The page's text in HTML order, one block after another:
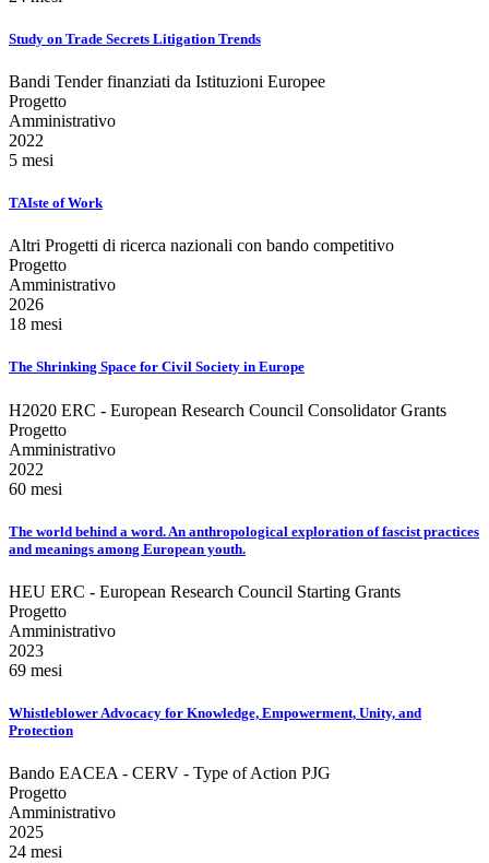
Study on Trade Secrets Litigation Trends
Bandi Tender finanziati da Istituzioni Europee
Progetto
Amministrativo
2022
5 mesi
TAIste of Work
Altri Progetti di ricerca nazionali con bando competitivo
Progetto
Amministrativo
2026
18 mesi
The Shrinking Space for Civil Society in Europe
H2020 ERC - European Research Council Consolidator Grants
Progetto
Amministrativo
2022
60 mesi
The world behind a word. An anthropological exploration of fascist practices
and meanings among European youth.
HEU ERC - European Research Council Starting Grants
Progetto
Amministrativo
2023
69 mesi
Whistleblower Advocacy for Knowledge, Empowerment, Unity, and
Protection
Bando EACEA - CERV - Type of Action PJG
Progetto
Amministrativo
2025
24 mesi